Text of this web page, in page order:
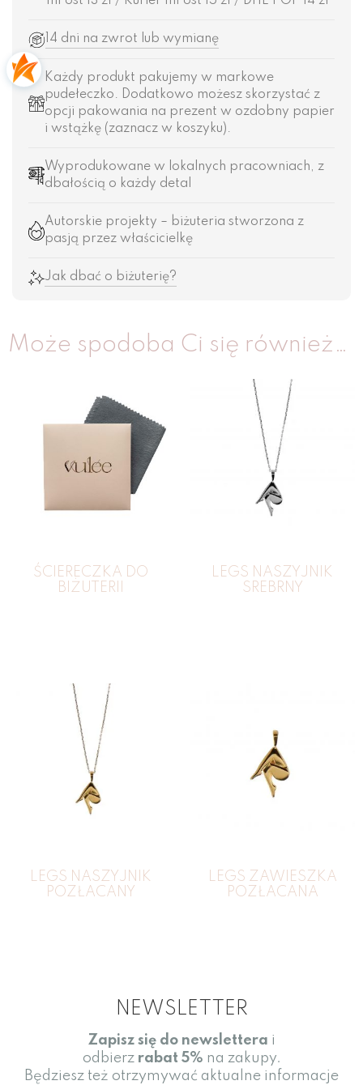
14 dni na zwrot lub wymianę
Każdy produkt pakujemy w markowe
pudełeczko. Dodatkowo możesz skorzystać z
opcji pakowania na prezent w ozdobny papier
i wstążkę (zaznacz w koszyku).
Wyprodukowane w lokalnych pracowniach, z
dbałością o każdy detal
Autorskie projekty – biżuteria stworzona z
pasją przez właścicielkę
Jak dbać o biżuterię?
Może spodoba Ci się również…
ŚCIERECZKA DO
BIŻUTERII
LEGS NASZYJNIK
SREBRNY
LEGS NASZYJNIK
POZŁACANY
LEGS ZAWIESZKA
POZŁACANA
NEWSLETTER
Zapisz się do newslettera i
odbierz rabat 5% na zakupy.
Będziesz też otrzymywać aktualne informacje